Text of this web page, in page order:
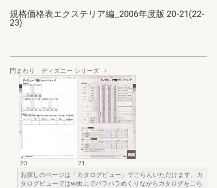
規格価格表エクステリア編_2006年度版 20-21(22-
23)
門まわり ディズニー シリーズ
20
21
お探しのページは「カタログビュー」でごらんいただけます。カ
タログビューではweb上でパラパラめくりながらカタログをごら